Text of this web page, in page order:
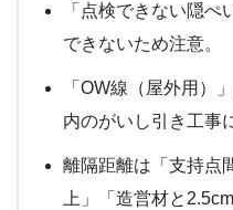
「点検できない隠
できないため注意。
「OW線（屋外用）
内のがいし引き工事
離隔距離は「支持点
上」「造営材と